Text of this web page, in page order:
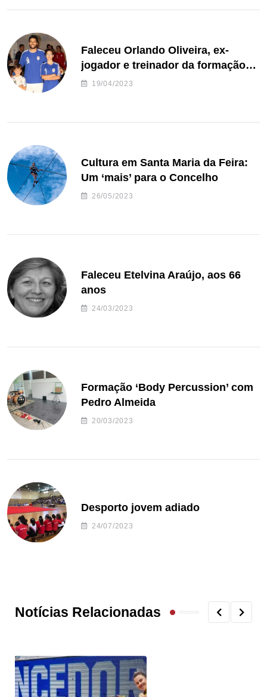
Faleceu Orlando Oliveira, ex-
jogador e treinador da formação
de andebol do Feirense
19/04/2023
Cultura em Santa Maria da Feira:
Um ‘mais’ para o Concelho
26/05/2023
Faleceu Etelvina Araújo, aos 66
anos
24/03/2023
Formação ‘Body Percussion’ com
Pedro Almeida
20/03/2023
Desporto jovem adiado
24/07/2023
Notícias Relacionadas